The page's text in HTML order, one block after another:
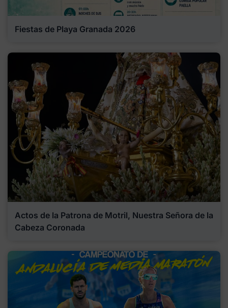
Fiestas de Playa Granada 2026
Actos de la Patrona de Motril, Nuestra Señora de la
Cabeza Coronada